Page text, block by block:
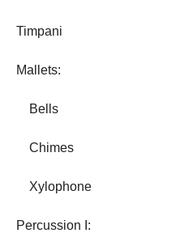
Timpani
Mallets:
Bells
Chimes
Xylophone
Percussion I: